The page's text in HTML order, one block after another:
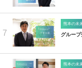
7
熊本の未
グルー
熊本の未